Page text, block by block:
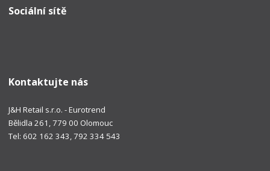
Sociální sítě
Kontaktujte nás
J&H Retail s.r.o. - Eurotrend
Bělidla 261, 779 00 Olomouc
Tel: 602 162 343, 792 334 543